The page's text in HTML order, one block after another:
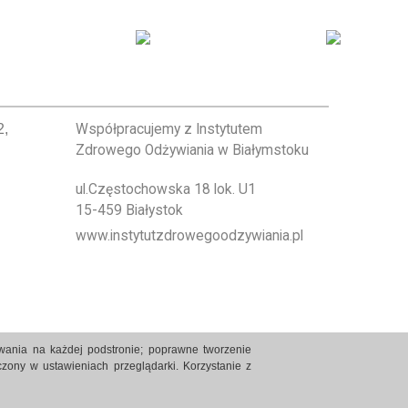
na każdej podstronie; poprawne tworzenie
w ustawieniach przeglądarki. Korzystanie z
Współpracujemy z Instytutem
Zdrowego Odżywiania w Białymstoku
ul.Częstochowska 18 lok. U1
15-459 Białystok
www.instytutzdrowegoodzywiania.pl